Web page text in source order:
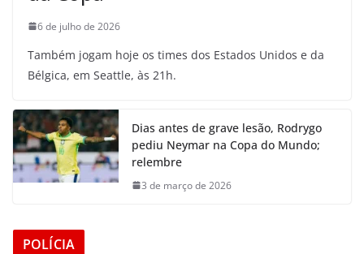
6 de julho de 2026
Também jogam hoje os times dos Estados Unidos e da
Bélgica, em Seattle, às 21h.
Dias antes de grave lesão, Rodrygo
pediu Neymar na Copa do Mundo;
relembre
3 de março de 2026
POLÍCIA